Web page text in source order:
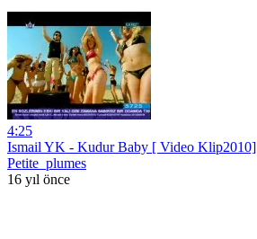
4:25
Ismail YK - Kudur Baby [ Video Klip2010]
Petite_plumes
16 yıl önce